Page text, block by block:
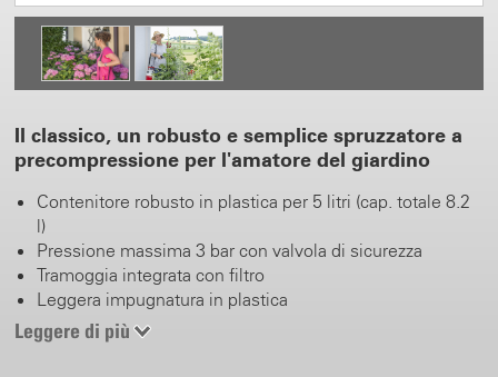
Il classico, un robusto e semplice spruzzatore a
precompressione per l'amatore del giardino
Contenitore robusto in plastica per 5 litri (cap. totale 8.2
l)
Pressione massima 3 bar con valvola di sicurezza
Tramoggia integrata con filtro
Leggera impugnatura in plastica
Tubo in ottone 50 cm
Ugello regolabile in ottone
Leggere di più